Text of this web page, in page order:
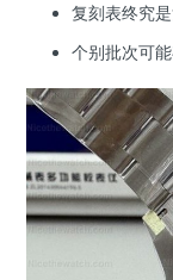
复刻表终究
个别批次可